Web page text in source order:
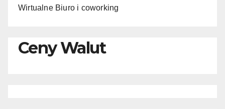
Wirtualne Biuro i coworking
Ceny Walut